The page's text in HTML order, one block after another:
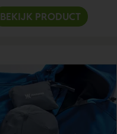
BEKIJK PRODUCT